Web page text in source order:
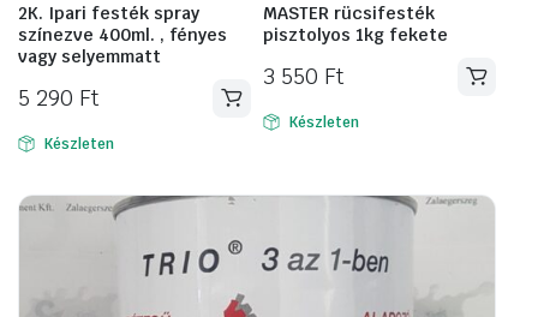
2K. Ipari festék spray
színezve 400ml. , fényes
vagy selyemmatt
5 290 Ft
Készleten
MASTER rücsifesték
pisztolyos 1kg fekete
3 550 Ft
Készleten